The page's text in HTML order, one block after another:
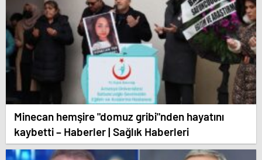
Minecan hemşire "domuz gribi"nden hayatını
kaybetti – Haberler | Sağlık Haberleri